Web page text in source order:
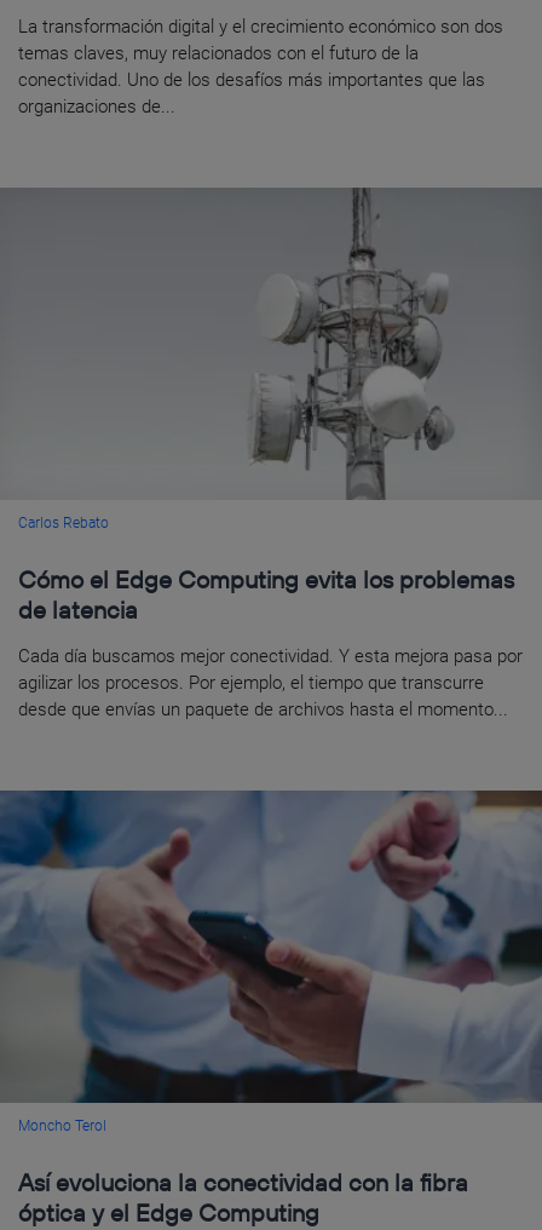
La transformación digital y el crecimiento económico son dos
temas claves, muy relacionados con el futuro de la
conectividad. Uno de los desafíos más importantes que las
organizaciones de...
Carlos Rebato
Cómo el Edge Computing evita los problemas
de latencia
Cada día buscamos mejor conectividad. Y esta mejora pasa por
agilizar los procesos. Por ejemplo, el tiempo que transcurre
desde que envías un paquete de archivos hasta el momento...
Moncho Terol
Así evoluciona la conectividad con la fibra
óptica y el Edge Computing